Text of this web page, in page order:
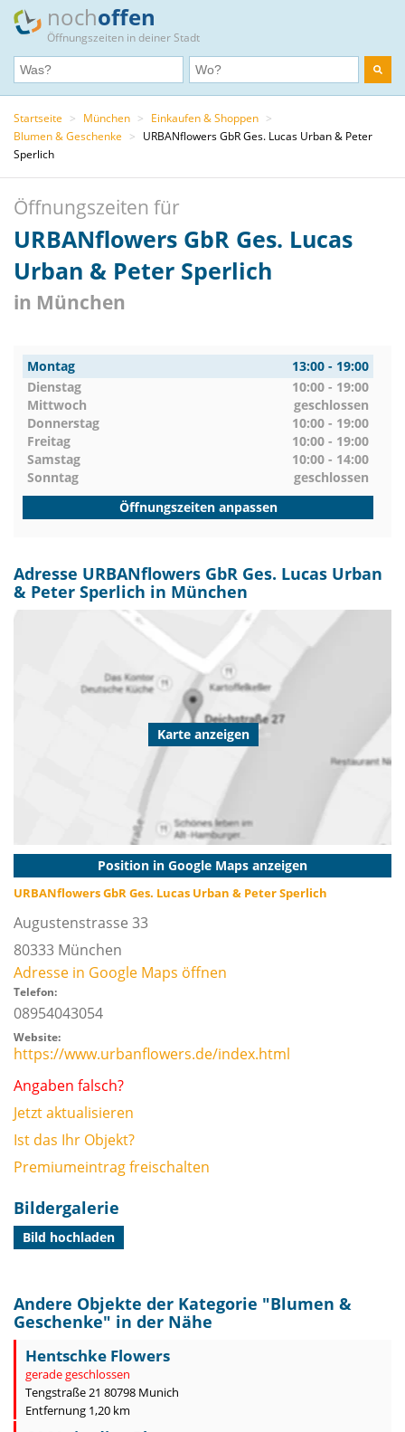
nochoffen
Öffnungszeiten in deiner Stadt
Startseite > München > Einkaufen & Shoppen >
Blumen & Geschenke > URBANflowers GbR Ges. Lucas Urban & Peter
Sperlich
Öffnungszeiten für
URBANflowers GbR Ges. Lucas
Urban & Peter Sperlich
in München
Montag
13:00 - 19:00
Dienstag
10:00 - 19:00
Mittwoch
geschlossen
Donnerstag
10:00 - 19:00
Freitag
10:00 - 19:00
Samstag
10:00 - 14:00
Sonntag
geschlossen
Öffnungszeiten anpassen
Adresse URBANflowers GbR Ges. Lucas Urban
& Peter Sperlich in München
Karte anzeigen
Position in Google Maps anzeigen
URBANflowers GbR Ges. Lucas Urban & Peter Sperlich
Augustenstrasse 33
80333 München
Adresse in Google Maps öffnen
Telefon:
08954043054
Website:
https://www.urbanflowers.de/index.html
Angaben falsch?
Jetzt aktualisieren
Ist das Ihr Objekt?
Premiumeintrag freischalten
Bildergalerie
Bild hochladen
Andere Objekte der Kategorie "Blumen &
Geschenke" in der Nähe
Hentschke Flowers
gerade geschlossen
Tengstraße 21 80798 Munich
Entfernung 1,20 km